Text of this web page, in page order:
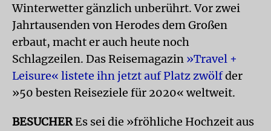
Winterwetter gänzlich unberührt. Vor zwei
Jahrtausenden von Herodes dem Großen
erbaut, macht er auch heute noch
Schlagzeilen. Das Reisemagazin »Travel +
Leisure« listete ihn jetzt auf Platz zwölfder
»50 besten Reiseziele für 2020« weltweit.
BESUCHEREs sei die »fröhliche Hochzeit aus